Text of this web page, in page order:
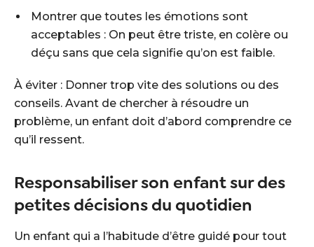
Montrer que toutes les émotions sont
acceptables : On peut être triste, en colère ou
déçu sans que cela signifie qu’on est faible.
À éviter : Donner trop vite des solutions ou des
conseils. Avant de chercher à résoudre un
problème, un enfant doit d’abord comprendre ce
qu’il ressent.
Responsabiliser son enfant sur des
petites décisions du quotidien
Un enfant qui a l’habitude d’être guidé pour tout